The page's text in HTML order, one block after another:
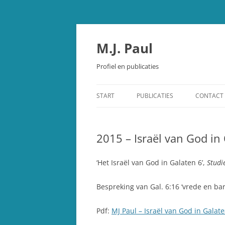
Spring
M.J. Paul
Profiel en publicaties
START PUBLICATIES
STUDIEBIJBEL OUDE TESTAMENT
SCHEPPING EN EVOLUTIE
CONTACT
2015 – Israël van God in
‘Het Israël van God in Galaten 6’,
Bespreking van Gal. 6:16 ‘vrede en
Pdf: MJ Paul – Israël van God in